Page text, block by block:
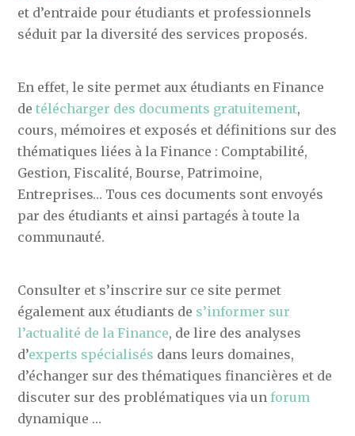
et d’entraide pour étudiants et professionnels
séduit par la diversité des services proposés.
En effet, le site permet aux étudiants en Finance
detélécharger des documents gratuitement,
cours, mémoires et exposés et définitions sur des
thématiques liées à la Finance : Comptabilité,
Gestion, Fiscalité, Bourse, Patrimoine,
Entreprises… Tous ces documents sont envoyés
par des étudiants et ainsi partagés à toute la
communauté.
Consulter et s’inscrire sur ce site permet
également aux étudiants de s’informer sur
l’actualité de la Finance, de lire des analyses
d’experts spécialisés dans leurs domaines,
d’échanger sur des thématiques financières et de
discuter sur des problématiques via unforum
dynamique …